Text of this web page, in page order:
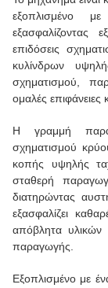
εξοπλισμένο
εξασφαλίζοντας
επιδόσεις
κυλίνδρων
σχηματισμού,
ομαλές επιφάνειες
Η γραμμή
σχηματισμού
κοπής υψηλής
σταθερή
διατηρώντας
εξασφαλίζει
απόβλητα υλικών
παραγωγής.
Εξοπλισμένο με